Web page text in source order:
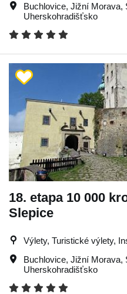
Buchlovice, Jižní Morava,
Uherskohradišťsko
18. etapa 10 000
Slepice
Výlety, Turistické výlety,
Buchlovice, Jižní Morava,
Uherskohradišťsko